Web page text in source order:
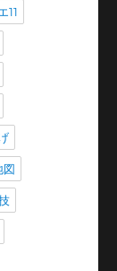
11
図